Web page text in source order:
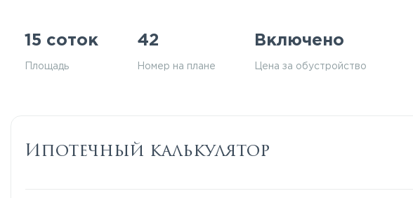
15 соток
Площадь
42
Номер на плане
Включено
Цена за обустройство
Ипотечный калькулятор